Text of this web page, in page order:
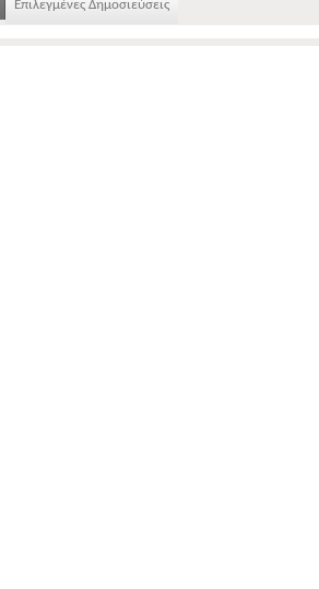
Επιλεγμένες Δημοσιεύσεις